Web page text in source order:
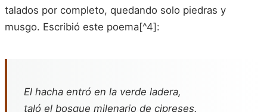
talados por completo, quedando solo piedras y
musgo. Escribió este poema[^4]:
El hacha entró en la verde ladera,
taló el bosque milenario de cipreses.